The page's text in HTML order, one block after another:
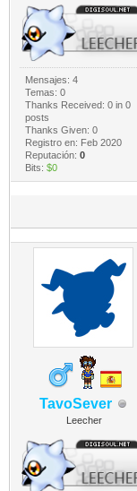
Mensajes: 4
Temas: 0
Thanks Received: 0in 0
posts
Thanks Given: 0
Registro en: Feb 2020
Reputación: 0
Bits: $0
TavoSever
Leecher